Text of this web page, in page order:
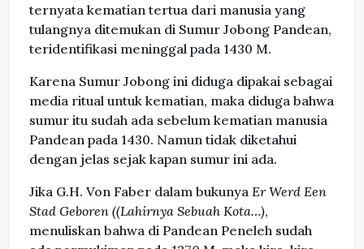
ternyata kematian tertua dari manusia yang
tulangnya ditemukan di Sumur Jobong Pandean,
teridentifikasi meninggal pada 1430 M.
Karena Sumur Jobong ini diduga dipakai sebagai
media ritual untuk kematian, maka diduga bahwa
sumur itu sudah ada sebelum kematian manusia
Pandean pada 1430. Namun tidak diketahui
dengan jelas sejak kapan sumur ini ada.
Jika G.H. Von Faber dalam bukunya Er Werd Een
Stad Geboren ((Lahirnya Sebuah Kota…),
menuliskan bahwa di Pandean Peneleh sudah